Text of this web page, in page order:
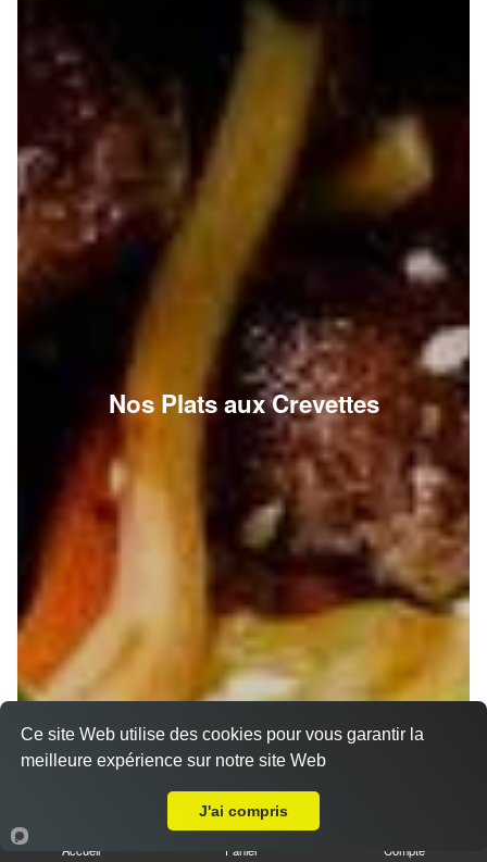
Nos Plats aux Crevettes
Accueil Panier Compte
Ce site Web utilise des cookies pour vous garantir la
meilleure expérience sur notre site Web
J'ai compris